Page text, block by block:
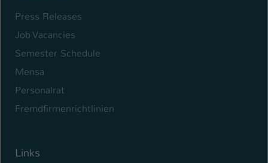
Press Releases
Job Vacancies
Semester Schedule
Mensa
Personalrat
Fremdfirmenrichtlinien
Links